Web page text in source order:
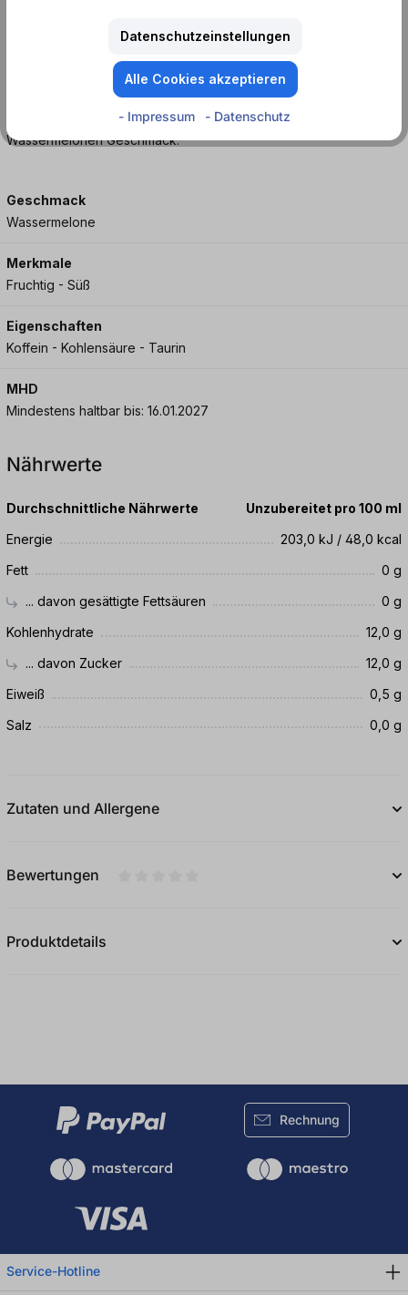
Prosecco Watermelon Spritz, mit Prosecco oder Champagner
30,00 mg Koffein pro 100 (ml/mg). Energy-Drink mit
Wassermelonen Geschmack.
Geschmack
Wassermelone
Merkmale
Fruchtig - Süß
Eigenschaften
Koffein - Kohlensäure - Taurin
MHD
Mindestens haltbar bis: 16.01.2027
Nährwerte
Durchschnittliche Nährwerte
Unzubereitet pro 100 ml
Energie
203,0 kJ / 48,0 kcal
Fett
0 g
... davon gesättigte Fettsäuren
0 g
Kohlenhydrate
12,0 g
... davon Zucker
12,0 g
Eiweiß
0,5 g
Salz
0,0 g
Zutaten und Allergene
Bewertungen
Produktdetails
Rechnung
Service-Hotline
Datenschutzeinstellungen
Alle Cookies akzeptieren
- Impressum - Datenschutz